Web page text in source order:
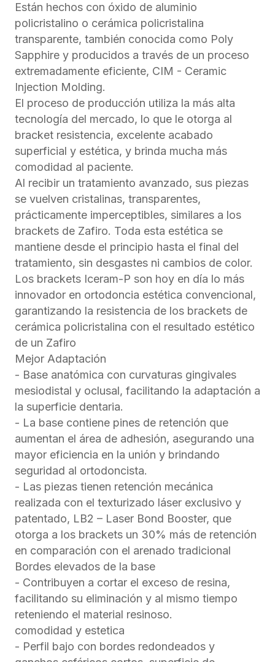
Están hechos con óxido de aluminio
policristalino o cerámica policristalina
transparente, también conocida como Poly
Sapphire y producidos a través de un proceso
extremadamente eficiente, CIM - Ceramic
Injection Molding.
El proceso de producción utiliza la más alta
tecnología del mercado, lo que le otorga al
bracket resistencia, excelente acabado
superficial y estética, y brinda mucha más
comodidad al paciente.
Al recibir un tratamiento avanzado, sus piezas
se vuelven cristalinas, transparentes,
prácticamente imperceptibles, similares a los
brackets de Zafiro. Toda esta estética se
mantiene desde el principio hasta el final del
tratamiento, sin desgastes ni cambios de color.
Los brackets Iceram-P son hoy en día lo más
innovador en ortodoncia estética convencional,
garantizando la resistencia de los brackets de
cerámica policristalina con el resultado estético
de un Zafiro
Mejor Adaptación
- Base anatómica con curvaturas gingivales
mesiodistal y oclusal, facilitando la adaptación a
la superficie dentaria.
- La base contiene pines de retención que
aumentan el área de adhesión, asegurando una
mayor eficiencia en la unión y brindando
seguridad al ortodoncista.
- Las piezas tienen retención mecánica
realizada con el texturizado láser exclusivo y
patentado, LB2 – Laser Bond Booster, que
otorga a los brackets un 30% más de retención
en comparación con el arenado tradicional
Bordes elevados de la base
- Contribuyen a cortar el exceso de resina,
facilitando su eliminación y al mismo tiempo
reteniendo el material resinoso.
comodidad y estetica
- Perfil bajo con bordes redondeados y